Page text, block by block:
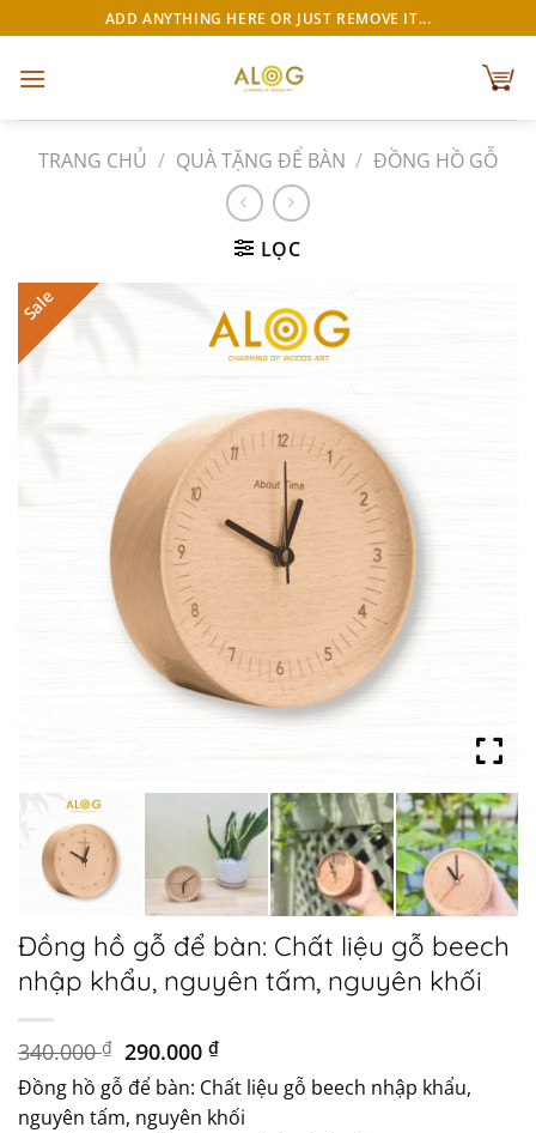
đến
nội
ADD ANYTHING HERE OR JUST REMOVE IT...
TRANG CHỦ / QUÀ TẶNG ĐỂ BÀN / ĐỒNG HỒ GỖ
LỌC
Sale
Đồng hồ gỗ để bàn: Chất liệu gỗ beech
nhập khẩu, nguyên tấm, nguyên khối
340.000₫ Original
price
was:
340.000 ₫.
290.000₫Current
price
is:
290.000 ₫.
Đồng hồ gỗ để bàn: Chất liệu gỗ beech nhập khẩu,
nguyên tấm, nguyên khối